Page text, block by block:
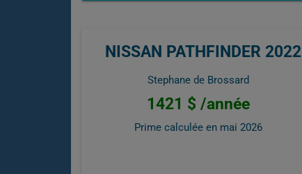
NISSAN PATHFINDER 2022
Stephane de Brossard
1421 $ /année
Prime calculée en mai 2026